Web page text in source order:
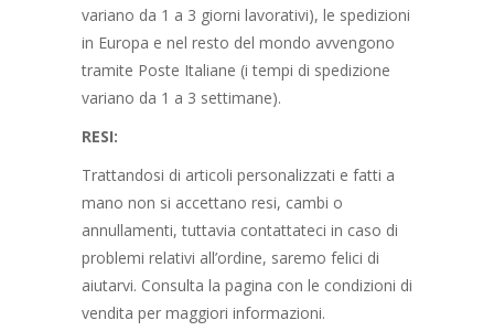
variano da 1 a 3 giorni lavorativi), le spedizioni
in Europa e nel resto del mondo avvengono
tramite Poste Italiane (i tempi di spedizione
variano da 1 a 3 settimane).
RESI:
Trattandosi di articoli personalizzati e fatti a
mano non si accettano resi, cambi o
annullamenti, tuttavia contattateci in caso di
problemi relativi all’ordine, saremo felici di
aiutarvi. Consulta la pagina con le condizioni di
vendita per maggiori informazioni.